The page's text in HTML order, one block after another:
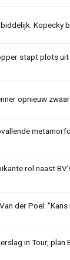
Kopecky
stapt plots uit
opnieuw
rol naast
der Poel: "Kans
in Tour, plan